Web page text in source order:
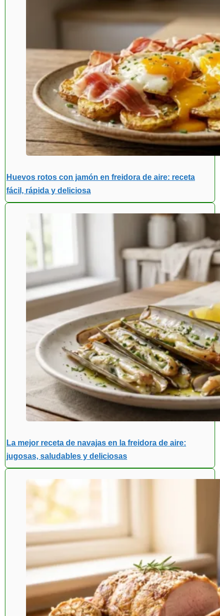
Huevos rotos con jamón en freidora de aire: receta
fácil, rápida y deliciosa
La mejor receta de navajas en la freidora de aire:
jugosas, saludables y deliciosas